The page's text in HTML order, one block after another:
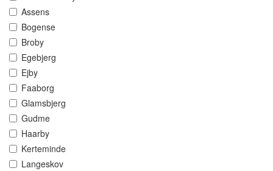
Assens
Bogense
Broby
Egebjerg
Ejby
Faaborg
Glamsbjerg
Gudme
Haarby
Kerteminde
Langeskov